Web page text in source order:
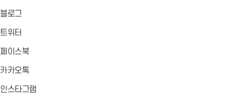
가
바
가
바
가
블로그바
트위터
가
페이스북바
가
카카오톡바
가
인스타그램바